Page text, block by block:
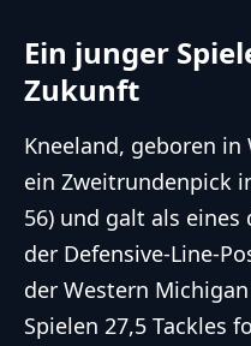
Ein junger
Zukunft
Kneeland, geboren
ein Zweitrundenpick
56) und galt als
der Defensive-Line-
der Western
Spielen 27,5 Tackles